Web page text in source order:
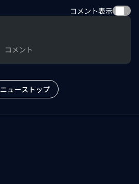
コメント表示
コメント
ニューストップ